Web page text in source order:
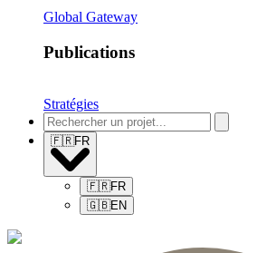
Global Gateway
Publications
Stratégies
🇫🇷FR
🇫🇷FR
🇬🇧EN